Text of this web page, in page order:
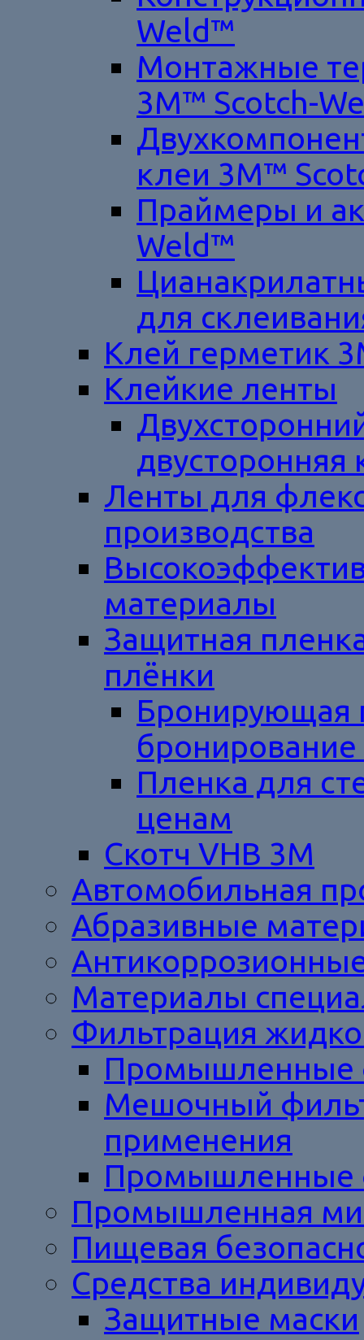
Weld™
Монтажные
3M™ Scotch-
клеи 3M™
Праймеры и
Weld™
для
Клей герметик
Клейкие ленты
двусторонняя
Ленты для
производства
материалы
Защитная
плёнки
Бронирующая
Пленка для
ценам
Cкотч VHB 3M
Автомобильная
Абразивные
Материалы
Фильтрация
Промышленные
Мешочный
применения
Промышленные
Промышленная
Пищевая
Средства
Защитные маски